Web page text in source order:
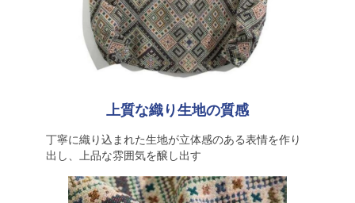
上質な織り生地の質感
丁寧に織り込まれた生地が立体感のある表情を作り
出し、上品な雰囲気を醸し出す